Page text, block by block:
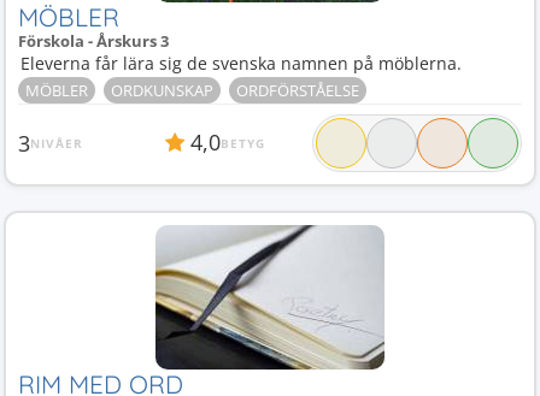
MÖBLER
Förskola - Årskurs 3
Eleverna får lära sig de svenska namnen på möblerna.
MÖBLER ORDKUNSKAP ORDFÖRSTÅELSE
3NIVÅER 4,0BETYG
RIM MED ORD